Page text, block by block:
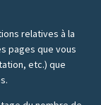
relatives à la
pages que vous
etc.) que